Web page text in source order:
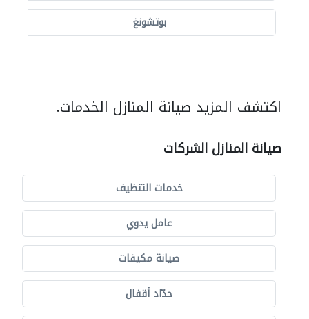
بوتشونغ
اكتشف المزيد صيانة المنازل الخدمات.
صيانة المنازل الشركات
خدمات التنظيف
عامل يدوي
صيانة مكيفات
حدّاد أقفال